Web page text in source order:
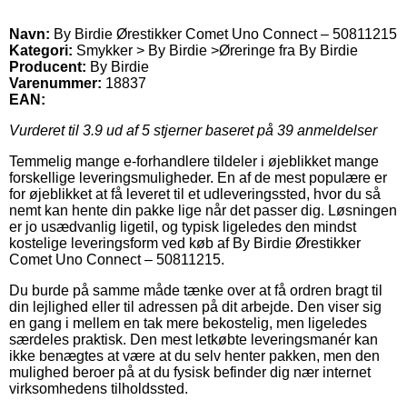
Navn: By Birdie Ørestikker Comet Uno Connect – 50811215
Kategori: Smykker > By Birdie >Øreringe fra By Birdie
Producent: By Birdie
Varenummer: 18837
EAN:
Vurderet til 3.9 ud af 5 stjerner baseret på 39 anmeldelser
Temmelig mange e-forhandlere tildeler i øjeblikket mange
forskellige leveringsmuligheder. En af de mest populære er
for øjeblikket at få leveret til et udleveringssted, hvor du så
nemt kan hente din pakke lige når det passer dig. Løsningen
er jo usædvanlig ligetil, og typisk ligeledes den mindst
kostelige leveringsform ved køb af By Birdie Ørestikker
Comet Uno Connect – 50811215.
Du burde på samme måde tænke over at få ordren bragt til
din lejlighed eller til adressen på dit arbejde. Den viser sig
en gang i mellem en tak mere bekostelig, men ligeledes
særdeles praktisk. Den mest letkøbte leveringsmanér kan
ikke benægtes at være at du selv henter pakken, men den
mulighed beroer på at du fysisk befinder dig nær internet
virksomhedens tilholdssted.